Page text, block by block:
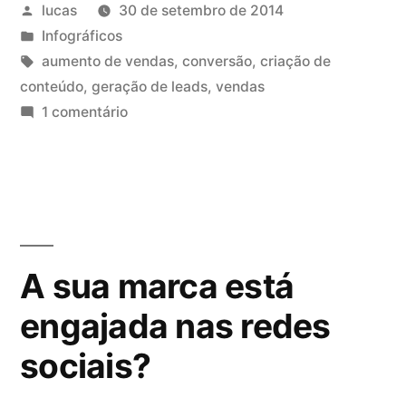
lucas
30 de setembro de 2014
Infográficos
aumento de vendas, conversão, criação de
conteúdo, geração de leads, vendas
1 comentário
A sua marca está
engajada nas redes
sociais?